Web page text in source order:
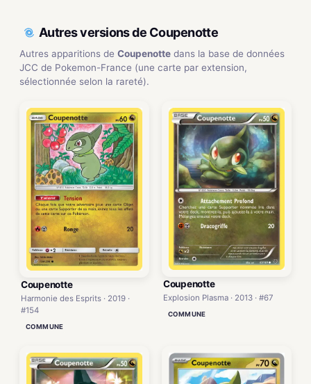
Autres versions de Coupenotte
Autres apparitions de Coupenotte dans la base de données
JCC de Pokemon-France (une carte par extension,
sélectionnée selon la rareté).
Coupenotte
Harmonie des Esprits · 2019 ·
#154
COMMUNE
Coupenotte
Explosion Plasma · 2013 · #67
COMMUNE